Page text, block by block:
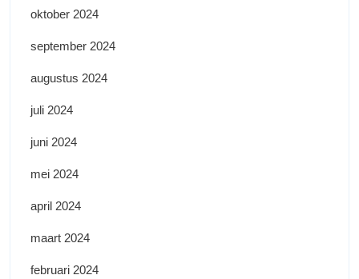
oktober 2024
september 2024
augustus 2024
juli 2024
juni 2024
mei 2024
april 2024
maart 2024
februari 2024